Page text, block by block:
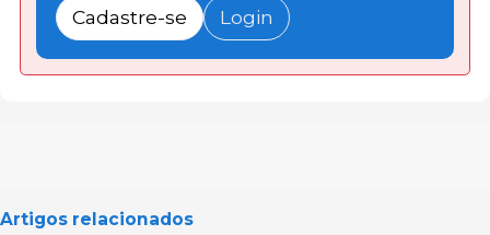
Cadastre-se Login
Artigos relacionados